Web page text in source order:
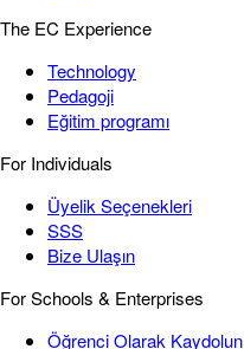
The EC Experience
Technology
Pedagoji
Eğitim programı
For Individuals
Üyelik Seçenekleri
SSS
Bize Ulaşın
For Schools & Enterprises
Öğrenci Olarak Kaydolun